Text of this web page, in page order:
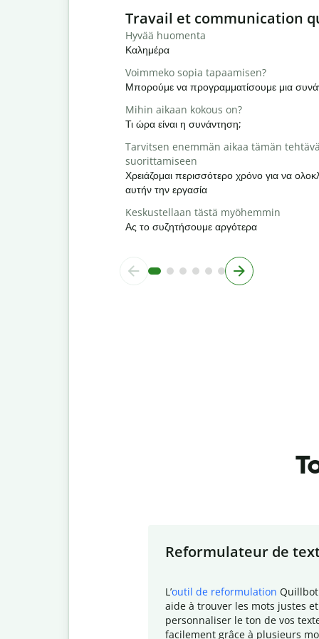
Slide 1 of 6
Travail et communication
Hyvää huomenta
Καλημέρα
Voimmeko sopia tapaamisen?
Μπορούμε να προγραμματίσουμε μια
Mihin aikaan kokous on?
Τι ώρα είναι η συνάντηση;
Tarvitsen enemmän aikaa tämän
suorittamiseen
Χρειάζομαι περισσότερο χρόνο για να
αυτήν την εργασία
Keskustellaan tästä myöhemmin
Ας το συζητήσουμε αργότερα
Reformulateur de
L ’outil de reformulation
aide à trouver les mots justes
personnaliser le ton de vos
facilement grâce à plusieurs